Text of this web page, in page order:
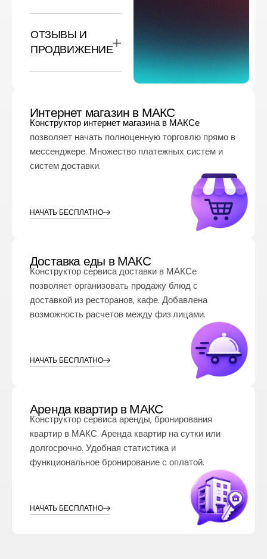
ОТЗЫВЫ И
ПРОДВИЖЕНИЕ
Интернет магазин в МАКС
Конструктор интернет магазина в МАКСе
позволяет начать полноценную торговлю прямо в
мессенджере. Множество платежных систем и
систем доставки.
НАЧАТЬ БЕСПЛАТНО
Доставка еды в МАКС
Конструктор сервиса доставки в МАКСе
позволяет организовать продажу блюд с
доставкой из ресторанов, кафе. Добавлена
возможность расчетов между физ.лицами.
НАЧАТЬ БЕСПЛАТНО
Аренда квартир в МАКС
Конструктор сервиса аренды, бронирования
квартир в МАКС. Аренда квартир на сутки или
долгосрочно. Удобная статистика и
функциональное бронирование с оплатой.
НАЧАТЬ БЕСПЛАТНО